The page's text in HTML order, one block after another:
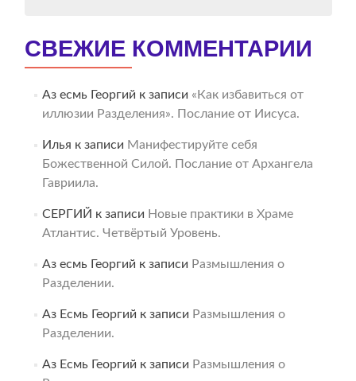
СВЕЖИЕ КОММЕНТАРИИ
Аз есмь Георгий к записи «Как избавиться от
иллюзии Разделения». Послание от Иисуса.
Илья к записи Манифестируйте себя
Божественной Силой. Послание от Архангела
Гавриила.
СЕРГИЙ к записи Новые практики в Храме
Атлантис. Четвёртый Уровень.
Аз есмь Георгий к записи Размышления о
Разделении.
Аз Есмь Георгий к записи Размышления о
Разделении.
Аз Есмь Георгий к записи Размышления о